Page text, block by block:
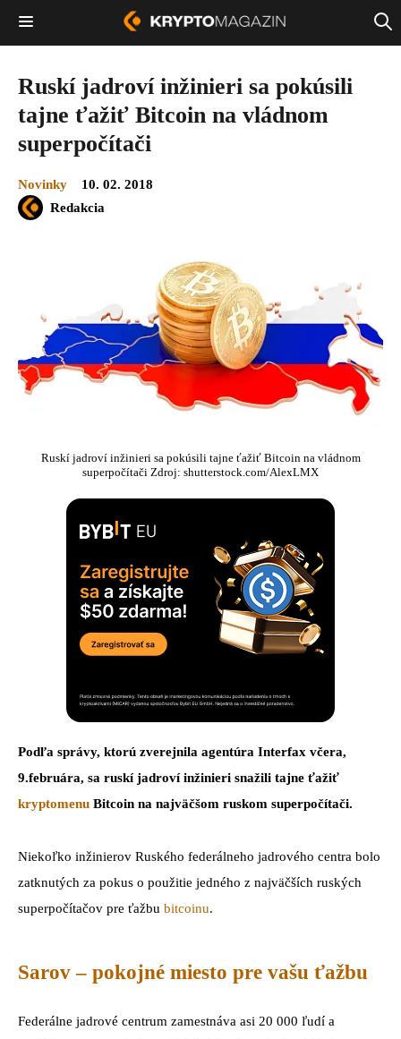
Ruskí jadroví inžinieri sa pokúsili
tajne ťažiť Bitcoin na vládnom
superpočítači
Novinky
10. 02. 2018
Redakcia
Ruskí jadroví inžinieri sa pokúsili tajne ťažiť Bitcoin na vládnom
superpočítači Zdroj: shutterstock.com/AlexLMX
Podľa správy, ktorú zverejnila agentúra Interfax včera,
9.februára, sa ruskí jadroví inžinieri snažili tajne ťažiť
kryptomenu Bitcoin na najväčšom ruskom superpočítači.
Niekoľko inžinierov Ruského federálneho jadrového centra bolo
zatknutých za pokus o použitie jedného z najväčších ruských
superpočítačov pre ťažbu bitcoinu.
Sarov – pokojné miesto pre vašu ťažbu
Federálne jadrové centrum zamestnáva asi 20 000 ľudí a